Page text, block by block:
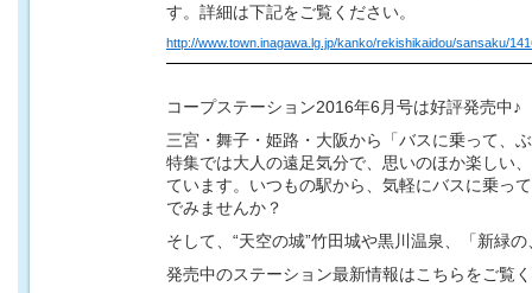
す。詳細は下記をご覧ください。
http://www.town.inagawa.lg.jp/kanko/rekishikaidou/sansaku/
コープステーション2016年6月号は好評発売中♪
三宮・舞子・姫路・大阪から「バスに乗って、
特集では大人の遠足気分で、思いのほか楽しい
ています。いつもの駅から、気軽にバスに乗っ
でみませんか？
そして、“天空の城”竹田城や黒川温泉、「新緑
発売中のステーション最新情報はこちらをご覧